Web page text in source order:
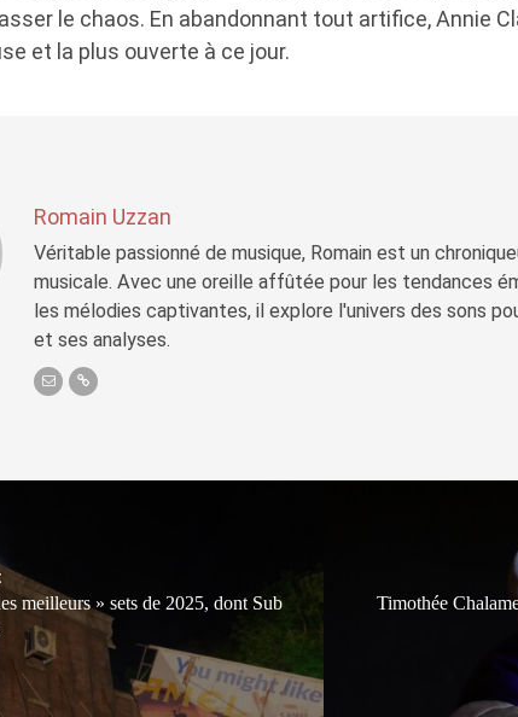
le chaos. En abandonnant tout artifice, Annie
et la plus ouverte à ce jour.
Romain Uzzan
Véritable passionné de musique, Romain est un
musicale. Avec une oreille affûtée pour les tendances
les mélodies captivantes, il explore l'univers des sons
et ses analyses.
meilleurs » sets de 2025, dont Sub
Timothée